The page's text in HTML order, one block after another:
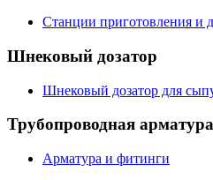
Станции приготовления и
Шнековый дозатор
Шнековый дозатор для
Трубопроводная арматура
Арматура и фитинги